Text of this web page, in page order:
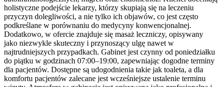
holistyczne podejście lekarzy, którzy skupiają się na leczeniu
przyczyn dolegliwości, a nie tylko ich objawów, co jest często
podkreślane w porównaniu do medycyny konwencjonalnej.
Dodatkowo, w ofercie znajduje się masaż leczniczy, opisywany
jako niezwykle skuteczny i przynoszący ulgę nawet w
najtrudniejszych przypadkach. Gabinet jest czynny od poniedziałku
do piątku w godzinach 07:00–19:00, zapewniając dogodne terminy
dla pacjentów. Dostępne są udogodnienia takie jak toaleta, a dla
komfortu pacjentów zalecane jest wcześniejsze ustalenie terminu